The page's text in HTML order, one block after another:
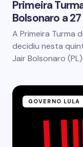
Primeira
Bolsonaro a
A Primeira Turma
decidiu nesta
Jair Bolsonaro
GOVERNO LULA